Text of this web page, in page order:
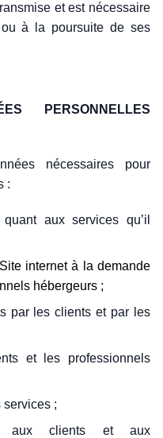
et est nécessaire
à la poursuite de ses
PERSONNELLES
nécessaires pour
:
aux services qu’il
internet à la demande
hébergeurs ;
par les clients et par les
et les professionnels
services ;
aux clients et aux